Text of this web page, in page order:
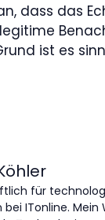
dass das
ist es
für
bei ITonline.